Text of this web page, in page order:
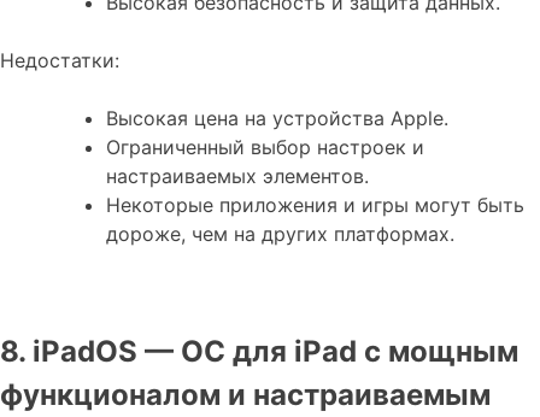
Недостатки:
Высокая цена на устройства Apple.
Ограниченный выбор настроек и
настраиваемых элементов.
Некоторые приложения и игры могут быть
дороже, чем на других платформах.
8. iPadOS — ОС для iPad с мощным
функционалом и настраиваемым